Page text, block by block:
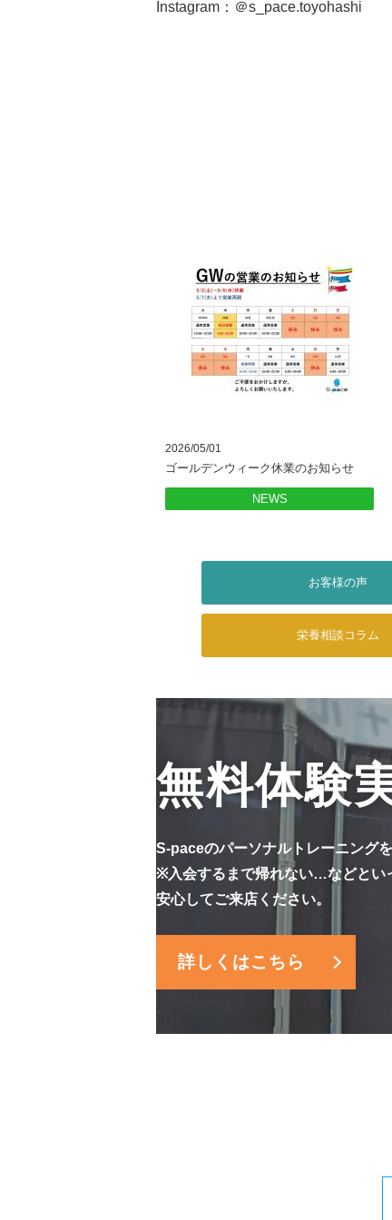
Instagram： ＠s_pace.toyohashi
2026/05/01
ゴールデンウィーク休業のお知らせ
NEWS
お客様の声
栄養相談 コラム
無料体験
S-paceのパーソナルトレーニング
※入会するまで帰れない…などとい
安心してご来店ください。
詳しくはこちら